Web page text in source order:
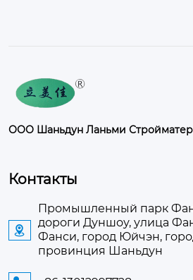
ООО Шаньдун Ланьми
Контакты

Промышленный парк
дороги Дуншоу, улица
Фанси, город Юйчэн,
провинция Шаньдун